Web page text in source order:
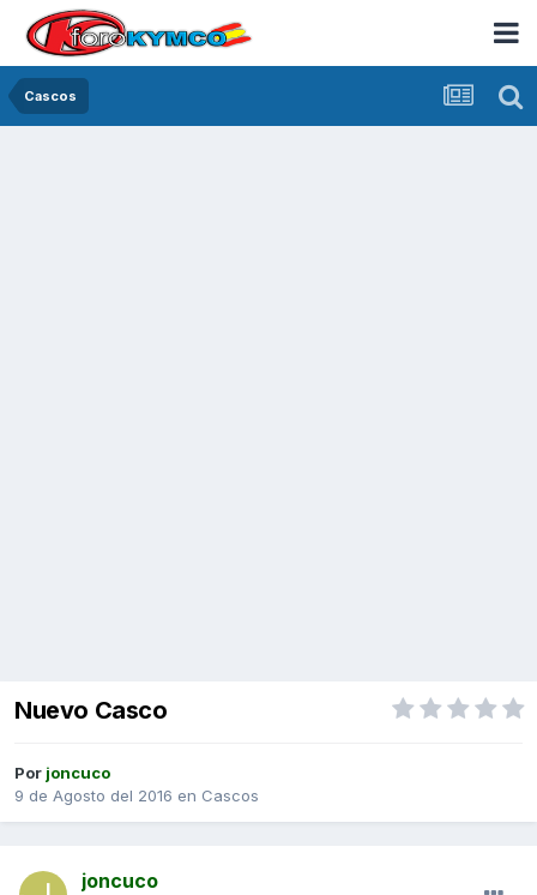
Cascos
Nuevo Casco
Por joncuco
9 de Agosto del 2016 en Cascos
joncuco